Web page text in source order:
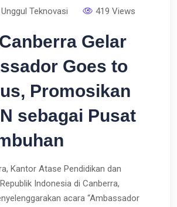
Teknovasi
419 Views
Gelar
Goes to
Promosikan
sebagai Pusat
Kantor Atase Pendidikan dan
Indonesia di Canberra,
acara “Ambassador